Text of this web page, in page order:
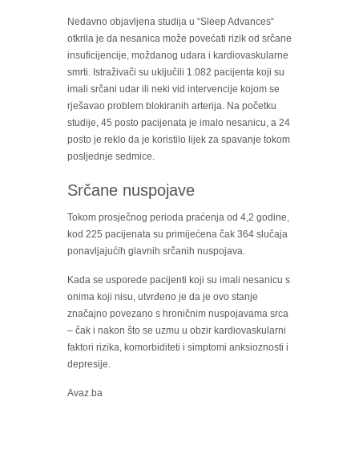
Nedavno objavljena studija u “Sleep Advances“
otkrila je da nesanica može povećati rizik od srčane
insuficijencije, moždanog udara i kardiovaskularne
smrti. Istraživači su uključili 1.082 pacijenta koji su
imali srčani udar ili neki vid intervencije kojom se
rješavao problem blokiranih arterija. Na početku
studije, 45 posto pacijenata je imalo nesanicu, a 24
posto je reklo da je koristilo lijek za spavanje tokom
posljednje sedmice.
Srčane nuspojave
Tokom prosječnog perioda praćenja od 4,2 godine,
kod 225 pacijenata su primijećena čak 364 slučaja
ponavljajućih glavnih srčanih nuspojava.
Kada se usporede pacijenti koji su imali nesanicu s
onima koji nisu, utvrđeno je da je ovo stanje
značajno povezano s hroničnim nuspojavama srca
– čak i nakon što se uzmu u obzir kardiovaskularni
faktori rizika, komorbiditeti i simptomi anksioznosti i
depresije.
Avaz.ba